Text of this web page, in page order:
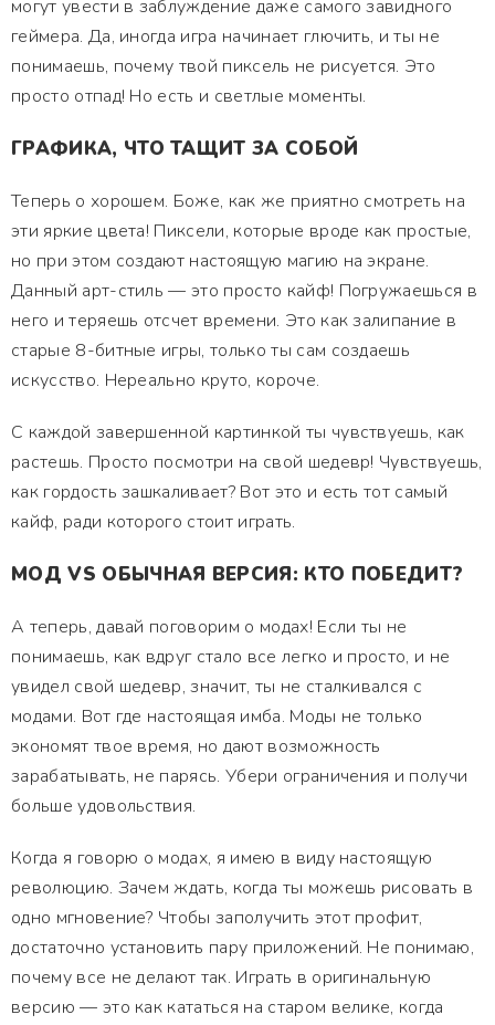
могут увести в заблуждение даже самого завидного
геймера. Да, иногда игра начинает глючить, и ты не
понимаешь, почему твой пиксель не рисуется. Это
просто отпад! Но есть и светлые моменты.
ГРАФИКА, ЧТО ТАЩИТ ЗА СОБОЙ
Теперь о хорошем. Боже, как же приятно смотреть на
эти яркие цвета! Пиксели, которые вроде как простые,
но при этом создают настоящую магию на экране.
Данный арт-стиль — это просто кайф! Погружаешься в
него и теряешь отсчет времени. Это как залипание в
старые 8-битные игры, только ты сам создаешь
искусство. Нереально круто, короче.
С каждой завершенной картинкой ты чувствуешь, как
растешь. Просто посмотри на свой шедевр! Чувствуешь,
как гордость зашкаливает? Вот это и есть тот самый
кайф, ради которого стоит играть.
МОД VS ОБЫЧНАЯ ВЕРСИЯ: КТО ПОБЕДИТ?
А теперь, давай поговорим о модах! Если ты не
понимаешь, как вдруг стало все легко и просто, и не
увидел свой шедевр, значит, ты не сталкивался с
модами. Вот где настоящая имба. Моды не только
экономят твое время, но дают возможность
зарабатывать, не парясь. Убери ограничения и получи
больше удовольствия.
Когда я говорю о модах, я имею в виду настоящую
революцию. Зачем ждать, когда ты можешь рисовать в
одно мгновение? Чтобы заполучить этот профит,
достаточно установить пару приложений. Не понимаю,
почему все не делают так. Играть в оригинальную
версию — это как кататься на старом велике, когда